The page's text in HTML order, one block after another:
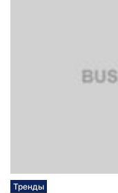
Тренды